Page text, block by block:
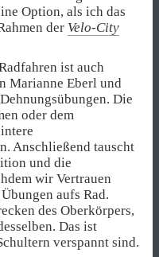
Option, als ich das
der Velo-City
ist auch
Marianne Eberl und
Die
oder dem
Anschließend tauscht
und die
wir Vertrauen
aufs Rad.
des Oberkörpers,
Das ist
verspannt sind.